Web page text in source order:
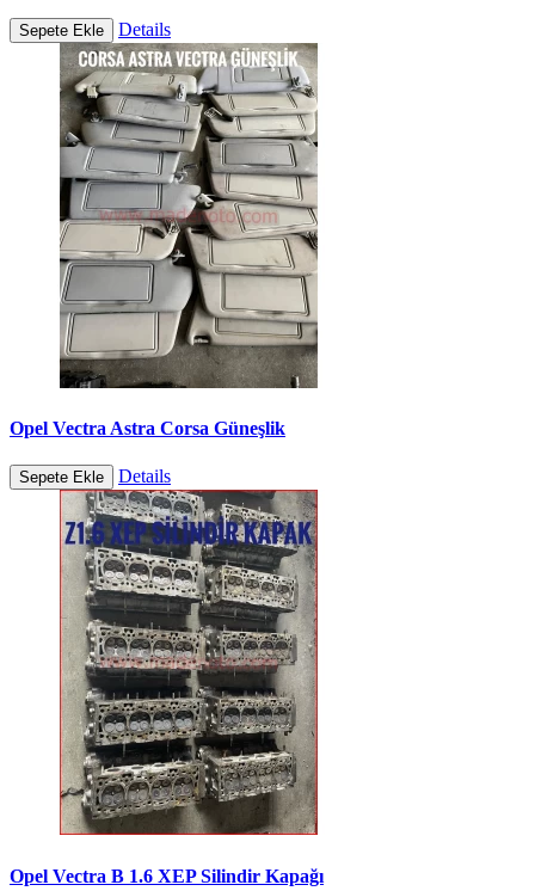
Sepete Ekle Details
Opel Vectra Astra Corsa Güneşlik
Sepete Ekle Details
Opel Vectra B 1.6 XEP Silindir Kapağı